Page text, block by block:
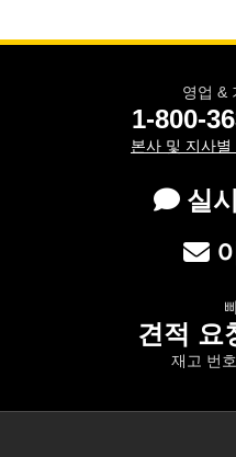
영업 &
1-800-
본사 및 지사별
실
견적 요
재고 번